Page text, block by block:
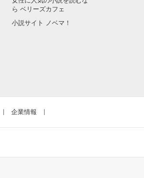
ら ベリーズカフェ
小説サイト ノベマ！
企業情報